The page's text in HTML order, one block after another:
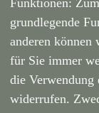
E-Mail
Essen
Sundernholz
45134 Essen
Tel.: 0201
E-Mail
Funktionen:
grundlegende
anderen
für Sie immer
die Verwendung
widerrufen.